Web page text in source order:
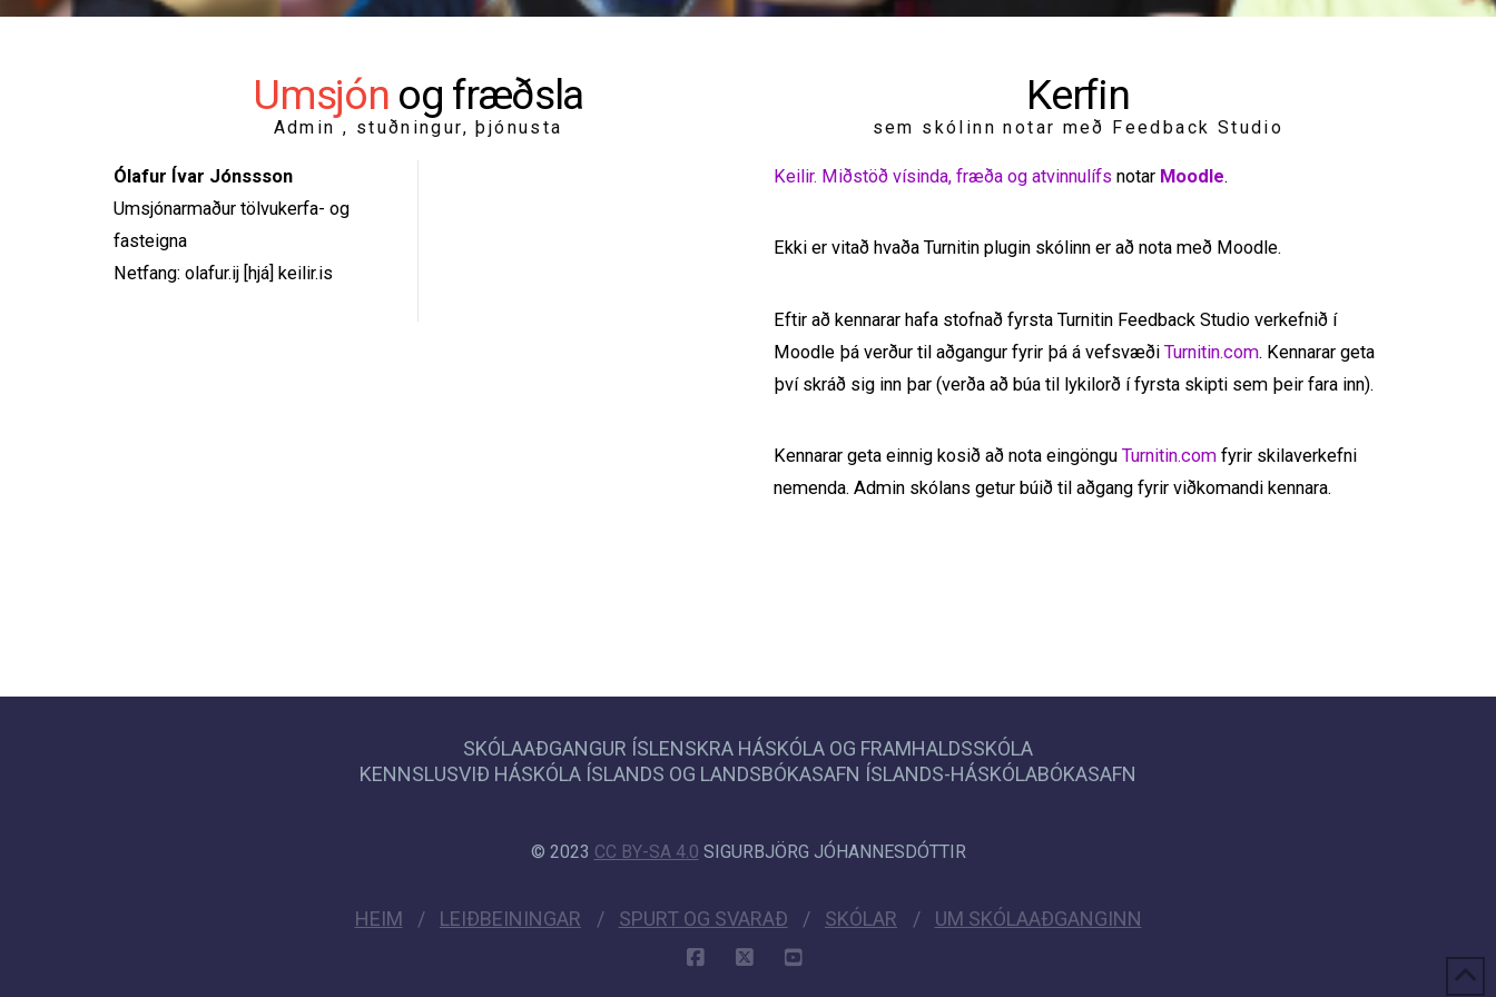
Umsjón og fræðsla
Admin , stuðningur, þjónusta
Ólafur Ívar Jónssson
Umsjónarmaður tölvukerfa- og
fasteigna
Netfang: olafur.ij [hjá] keilir.is
Kerfin
sem skólinn notar með Feedback Studio
Keilir. Miðstöð vísinda, fræða og atvinnulífs notar Moodle.
Ekki er vitað hvaða Turnitin plugin skólinn er að nota með Moodle.
Eftir að kennarar hafa stofnað fyrsta Turnitin Feedback Studio verkefnið í
Moodle þá verður til aðgangur fyrir þá á vefsvæði Turnitin.com. Kennarar geta
því skráð sig inn þar (verða að búa til lykilorð í fyrsta skipti sem þeir fara inn).
Kennarar geta einnig kosið að nota eingöngu Turnitin.comfyrir skilaverkefni
nemenda. Admin skólans getur búið til aðgang fyrir viðkomandi kennara.
SKÓLAAÐGANGUR ÍSLENSKRA HÁSKÓLA OG FRAMHALDSSKÓLA
KENNSLUSVIÐ HÁSKÓLA ÍSLANDS OG LANDSBÓKASAFN ÍSLANDS-HÁSKÓLABÓKASAFN
© 2023 CC BY-SA 4.0 SIGURBJÖRG JÓHANNESDÓTTIR
HEIM LEIÐBEININGAR SPURT OG SVARAÐ SKÓLAR UM SKÓLAAÐGANGINN